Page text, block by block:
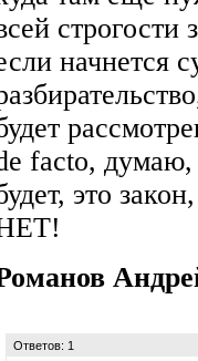
строгости
начнется
facto, думаю,
это
Ответов: 1